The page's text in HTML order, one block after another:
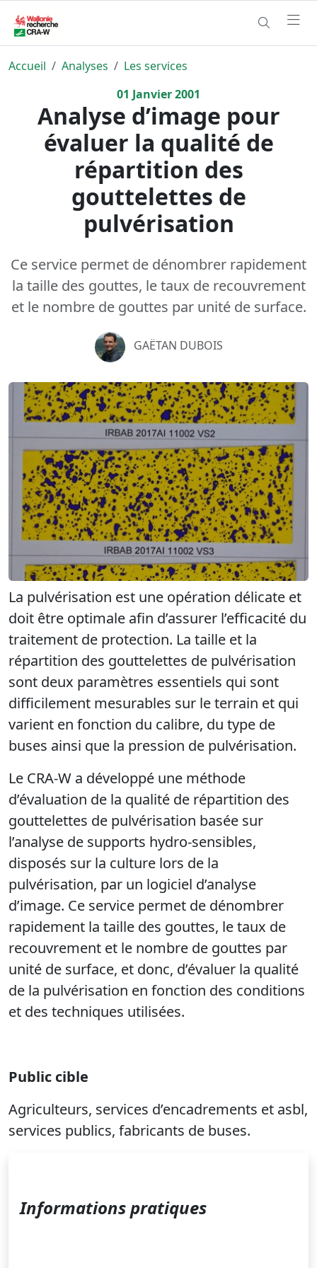
Accueil Analyses
Les services
01 Janvier2001
Analyse d’image pour
évaluer la qualité de
répartition des
gouttelettes de
pulvérisation
Ce service permet de dénombrer rapidement
la taille des gouttes, le taux de recouvrement
et le nombre de gouttes par unité de surface.
GAËTAN DUBOIS
La pulvérisation est une opération délicate et
doit être optimale afin d’assurer l’efficacité du
traitement de protection. La taille et la
répartition des gouttelettes de pulvérisation
sont deux paramètres essentiels qui sont
difficilement mesurables sur le terrain et qui
varient en fonction du calibre, du type de
buses ainsi que la pression de pulvérisation.
Le CRA-W a développé une méthode
d’évaluation de la qualité de répartition des
gouttelettes de pulvérisation basée sur
l’analyse de supports hydro-sensibles,
disposés sur la culture lors de la
pulvérisation, par un logiciel d’analyse
d’image. Ce service permet de dénombrer
rapidement la taille des gouttes, le taux de
recouvrement et le nombre de gouttes par
unité de surface, et donc, d’évaluer la qualité
de la pulvérisation en fonction des conditions
et des techniques utilisées.
Public cible
Agriculteurs, services d’encadrements et asbl,
services publics, fabricants de buses.
Informations pratiques